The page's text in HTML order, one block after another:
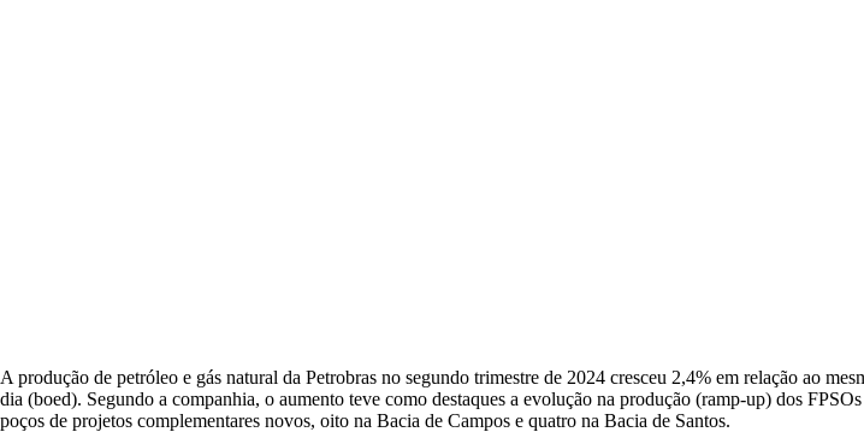
A produção de petróleo e gás natural da Petrobras no segundo trimestre de 2024 cresceu 2,4% em relação ao
dia (boed). Segundo a companhia, o aumento teve como destaques a evolução na produção (ramp-up) dos
poços de projetos complementares novos, oito na Bacia de Campos e quatro na Bacia de Santos.